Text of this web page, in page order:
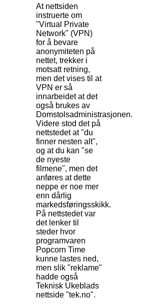
At nettsiden
instruerte om
"Virtual Private
Network" (VPN)
for å bevare
anonymiteten på
nettet, trekker i
motsatt retning,
men det vises til at
VPN er så
innarbeidet at det
også brukes av
Domstolsadministrasjonen.
Videre stod det på
nettstedet at "du
finner nesten alt",
og at du kan "se
de nyeste
filmene", men det
anføres at dette
neppe er noe mer
enn dårlig
markedsføringsskikk.
På nettstedet var
det lenker til
steder hvor
programvaren
Popcorn Time
kunne lastes ned,
men slik "reklame"
hadde også
Teknisk Ukeblads
nettside "tek.no".